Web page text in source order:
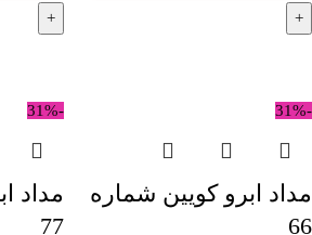
-31%
مداد ابرو کویین شماره
66
-31%
مداد
77